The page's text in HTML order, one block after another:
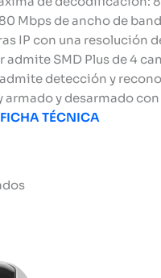
Mbps de ancho de
IP con una resolución
admite SMD Plus de 4
detección y
armado y desarmado
TÉCNICA